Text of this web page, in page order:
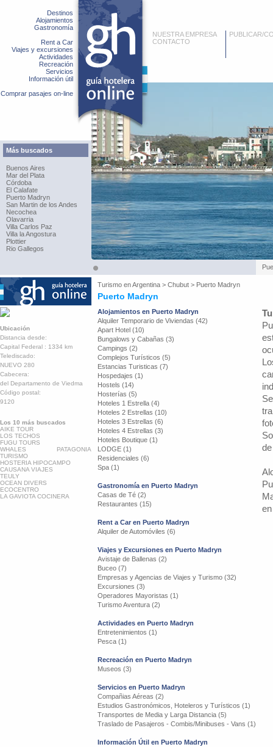
Destinos
Alojamientos
Gastronomía
Rent a Car
Viajes y excursiones
Actividades
Recreación
Servicios
Información útil
Comprar pasajes on-line
Más buscados
Buenos Aires
Mar del Plata
Córdoba
El Calafate
Puerto Madryn
San Martin de los Andes
Necochea
Olavarria
Villa Carlos Paz
Villa la Angostura
Plottier
Rio Gallegos
NUESTRA EMPRESA
CONTACTO
PUBLICAR/
Turismo enArgentina > Chubut > Puerto Madryn
Puerto Madryn
Ubicación
Distancia desde:
Capital Federal : 1334 km
Telediscado:
NUEVO 280
Cabecera:
del Departamento de Viedma
Código postal:
9120
Los 10 más buscados
AIKE TOUR
LOS TECHOS
FUGU TOURS
WHALES PATAGONIA
TURISMO
HOSTERIA HIPOCAMPO
CAUSANA VIAJES
TEULY
OCEAN DIVERS
ECOCENTRO
LA GAVIOTA COCINERA
Alojamientos en Puerto Madryn
Alquiler Temporario de Viviendas (42)
Apart Hotel (10)
Bungalows y Cabañas (3)
Campings (2)
Complejos Turísticos (5)
Estancias Turisticas (7)
Hospedajes (1)
Hostels (14)
Hosterías (5)
Hoteles 1 Estrella (4)
Hoteles 2 Estrellas (10)
Hoteles 3 Estrellas (6)
Hoteles 4 Estrellas (3)
Hoteles Boutique (1)
LODGE (1)
Residenciales (6)
Spa (1)
Gastronomía en Puerto Madryn
Casas de Té (2)
Restaurantes (15)
Rent a Car en Puerto Madryn
Alquiler de Automóviles (6)
Viajes y Excursiones en Puerto Madryn
Avistaje de Ballenas (2)
Buceo (7)
Empresas y Agencias de Viajes y Turismo (32)
Excursiones (3)
Operadores Mayoristas (1)
Turismo Aventura (2)
Actividades en Puerto Madryn
Entretenimientos (1)
Pesca (1)
Recreación en Puerto Madryn
Museos (3)
Servicios en Puerto Madryn
Compañias Aéreas (2)
Estudios Gastronómicos, Hoteleros y Turísticos (1)
Transportes de Media y Larga Distancia (5)
Traslado de Pasajeros - Combis/Minibuses - Vans (1)
Información Útil en Puerto Madryn